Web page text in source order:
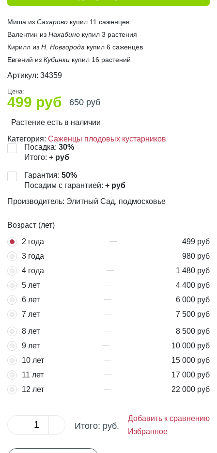
Миша из Сахарово купил 11 саженцев
Валентин из Нахабино купил 3 растения
Кирилл из Н. Новгорода купил 6 саженцев
Евгений из Кубинки купил 16 растений
Артикул: 34359
Цена:
499 руб 650руб
Растение есть в наличии
Категория: Саженцы плодовых кустарников
Посадка: 30%
Итого: + руб
Гарантия: 50%
Посадим с гарантией: + руб
Производитель: Элитный Сад, подмосковье
Возраст (лет)
2 года
499 руб
3 года
980 руб
4 года
1 480 руб
5 лет
4 400 руб
6 лет
6 000 руб
7 лет
7 500 руб
8 лет
8 500 руб
9 лет
10 000 руб
10 лет
15 000 руб
11 лет
17 000 руб
12 лет
22 000 руб
Итого: руб.
Добавить к сравнению
Избранное